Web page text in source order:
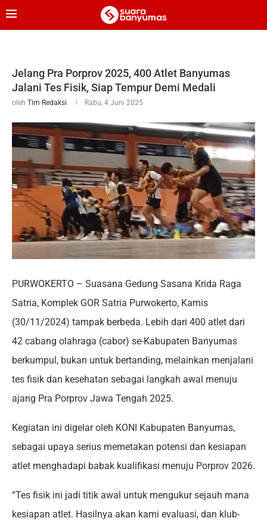
Jelang Pra Porprov 2025, 400 Atlet Banyumas
Jalani Tes Fisik, Siap Tempur Demi Medali
oleh Tim Redaksi Rabu, 4 Juni 2025
PURWOKERTO – Suasana Gedung Sasana Krida Raga
Satria, Komplek GOR Satria Purwokerto, Kamis
(30/11/2024) tampak berbeda. Lebih dari 400 atlet dari
42 cabang olahraga (cabor) se-Kabupaten Banyumas
berkumpul, bukan untuk bertanding, melainkan menjalani
tes fisik dan kesehatan sebagai langkah awal menuju
ajang Pra Porprov Jawa Tengah 2025.
Kegiatan ini digelar oleh KONI Kabupaten Banyumas,
sebagai upaya serius memetakan potensi dan kesiapan
atlet menghadapi babak kualifikasi menuju Porprov 2026.
“Tes fisik ini jadi titik awal untuk mengukur sejauh mana
kesiapan atlet. Hasilnya akan kami evaluasi, dan klub-